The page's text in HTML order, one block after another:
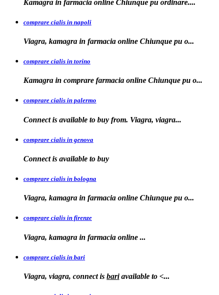
Kamagra in farmacia online Chiunque pu ordinare....
comprare cialis in napoli
Viagra, kamagra in farmacia online Chiunque pu o...
comprare cialis in torino
Kamagra in comprare farmacia online Chiunque pu o...
comprare cialis in palermo
Connect is available to buy from. Viagra, viagra...
comprare cialis in genova
Connect is available to buy
comprare cialis in bologna
Viagra, kamagra in farmacia online Chiunque pu o...
comprare cialis in firenze
Viagra, kamagra in farmacia online ...
comprare cialis in bari
Viagra, viagra, connect is bariavailable to <...